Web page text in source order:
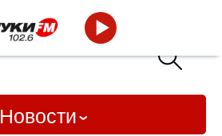
Новости